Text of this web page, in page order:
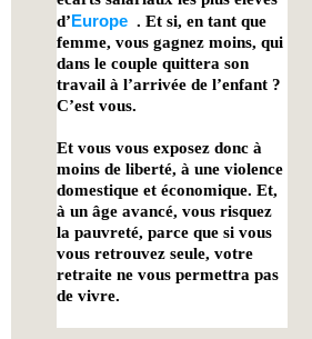
d’Europe. Et si, en tant que
femme, vous gagnez moins, qui
dans le couple quittera son
travail à l’arrivée de l’enfant ?
C’est vous.
Et vous vous exposez donc à
moins de liberté, à une violence
domestique et économique. Et,
à un âge avancé, vous risquez
la pauvreté, parce que si vous
vous retrouvez seule, votre
retraite ne vous permettra pas
de vivre.